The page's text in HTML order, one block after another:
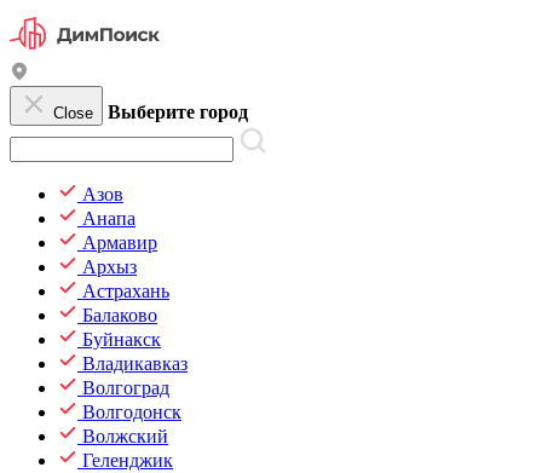
Close Выберите город
Азов
Анапа
Армавир
Архыз
Астрахань
Балаково
Буйнакск
Владикавказ
Волгоград
Волгодонск
Волжский
Геленджик